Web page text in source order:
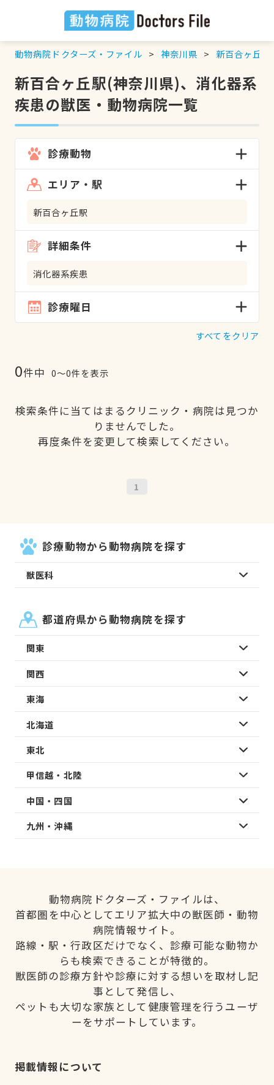
動物病院ドクターズ・ファイル 神奈川県 新百合ヶ丘駅
新百合ヶ丘駅(神奈川県)、消化器系
疾患の獣医・動物病院一覧
診療動物
エリア・駅
新百合ヶ丘駅
詳細条件
消化器系疾患
診療曜日
すべてをクリア
0件中 0〜0件を表示
検索条件に当てはまるクリニック・病院は見つか
りませんでした。
再度条件を変更して検索してください。
1
診療動物から動物病院を探す
獣医科
都道府県から動物病院を探す
関東
関西
東海
北海道
東北
甲信越・北陸
中国・四国
九州・沖縄
動物病院ドクターズ・ファイルは、
首都圏を中心としてエリア拡大中の獣医師・動物
病院情報サイト。
路線・駅・行政区だけでなく、診療可能な動物か
らも検索できることが特徴的。
獣医師の診療方針や診療に対する想いを取材し記
事として発信し、
ペットも大切な家族として健康管理を行うユーザ
ーをサポートしています。
掲載情報について